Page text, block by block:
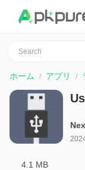
ホーム アプリ
4.1 MB